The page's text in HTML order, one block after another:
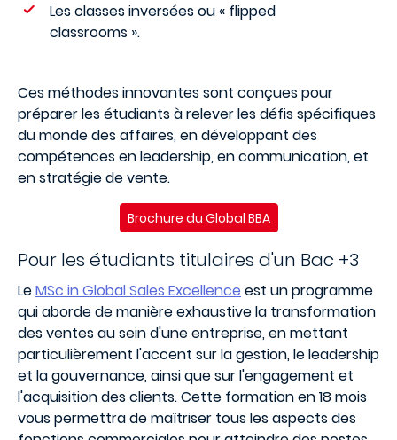
Les classes inversées ou « flipped
classrooms ».
Ces méthodes innovantes sont conçues pour
préparer les étudiants à relever les défis spécifiques
du monde des affaires, en développant des
compétences en leadership, en communication, et
en stratégie de vente.
Brochure du Global BBA
Pour les étudiants titulaires d'un Bac +3
LeMSc in Global Sales Excellence est un programme
qui aborde de manière exhaustive la transformation
des ventes au sein d'une entreprise, en mettant
particulièrement l'accent sur la gestion, le leadership
et la gouvernance, ainsi que sur l'engagement et
l'acquisition des clients. Cette formation en 18 mois
vous permettra de maîtriser tous les aspects des